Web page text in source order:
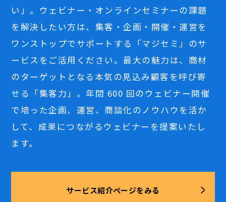
い」。ウェビナー・オンラインセミナーの課題
を解決したい方は、集客・企画・開催・運営を
ワンストップでサポートする「マジセミ」のサ
ービスをご活用ください。最大の魅力は、商材
のターゲットとなる本気の見込み顧客を呼び寄
せる「集客力」。年間 600 回のウェビナー開催
で培った企画、運営、商談化のノウハウを活か
して、成果につながるウェビナーを提案いたし
ます。
サービス紹介ページをみる